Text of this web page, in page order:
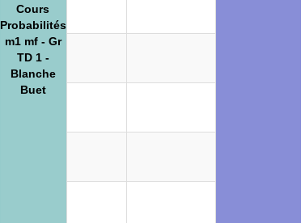
Cours
Probabilités
m1 mf - Gr
TD 1 -
Blanche
Buet